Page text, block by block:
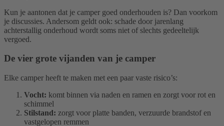
Kun je aantonen dat je camper goed onderhouden is? Dan voorkom
je discussies. Andersom geldt ook: schade door jarenlang
achterstallig onderhoud wordt soms niet of slechts gedeeltelijk
vergoed.
De vier grote vijanden van je camper
Elke camper heeft te maken met een paar vaste risico’s:
Vocht: komt binnen via naden en ramen en zorgt voor rot en
schimmel
Stilstand: zorgt voor platte banden, verzuurde brandstof en
vastgelopen remmen